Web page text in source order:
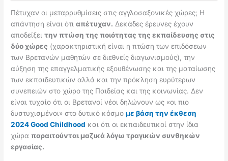
Πέτυχαν οι μεταρρυθμίσεις στις αγγλοσαξονικές χώρες; Η
απάντηση είναι ότιαπέτυχαν. Δεκάδες έρευνες έχουν
αποδείξειτην πτώση της ποιότητας της εκπαίδευσης στις
δύο χώρες (χαρακτηριστική είναι η πτώση των επιδόσεων
των Βρετανών μαθητών σε διεθνείς διαγωνισμούς), την
αύξηση της επαγγελματικής εξουθένωσης και της ματαίωσης
των εκπαιδευτικών αλλά και την πρόκληση ευρύτερων
συνεπειών στο χώρο της Παιδείας και της κοινωνίας. Δεν
είναι τυχαίο ότι οι Βρετανοί νέοι δηλώνουν ως «οι πιο
δυστυχισμένοι» στο δυτικό κόσμομε βάση την έκθεση
2024GoodChildhood και ότι οι εκπαιδευτικοί στην ίδια
χώρα παραιτούνται μαζικά λόγω τραγικών συνθηκών
εργασίας.